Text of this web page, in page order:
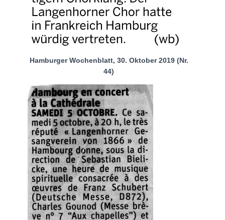
Hamburger Wochenblatt, 30. Oktober 2019 (Nr.
44)